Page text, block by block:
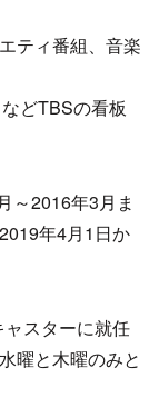
ティ番組、音楽
どTBSの看板
～2016年3月ま
年4月1日か
スターに就任
曜と木曜のみと